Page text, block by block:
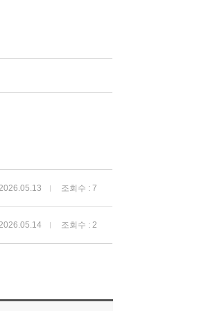
조회수 : 7
조회수 : 2